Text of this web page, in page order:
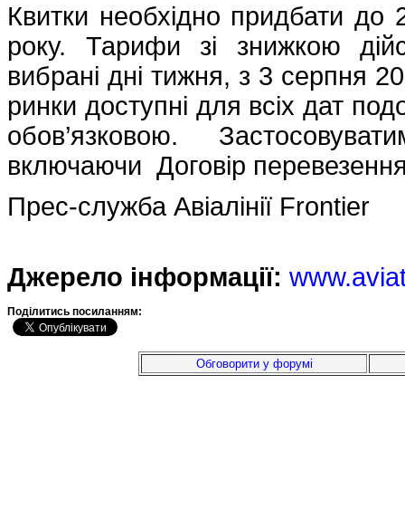
Квитки необхідно придбати
року. Тарифи зі знижкою
вибрані дні тижня, з 3 серпня
ринки доступні для всіх дат
обов’язковою.
включаючи Договір
Прес-служба Авіалінії Frontier
Джерело інформації:
Подiлитись посиланням:
Обговорити у форумі